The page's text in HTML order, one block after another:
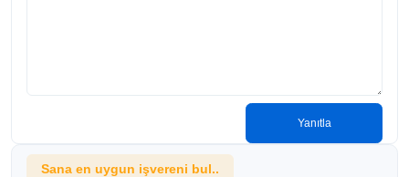
Yanıtla
Sana en uygun işvereni bul..